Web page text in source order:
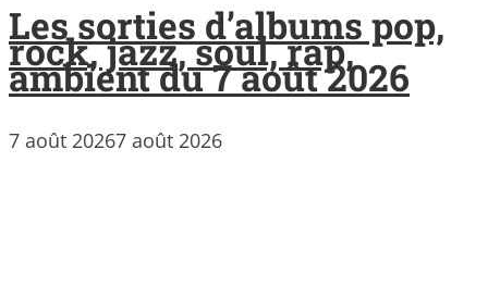
Les sorties d’albums pop,
rock, jazz, soul, rap,
ambient du 7 août 2026
7 août 20267 août 2026